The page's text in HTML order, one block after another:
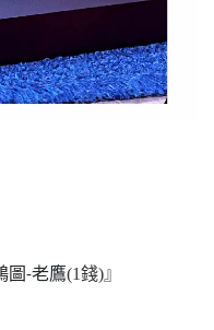
圖-老鷹(1錢)』